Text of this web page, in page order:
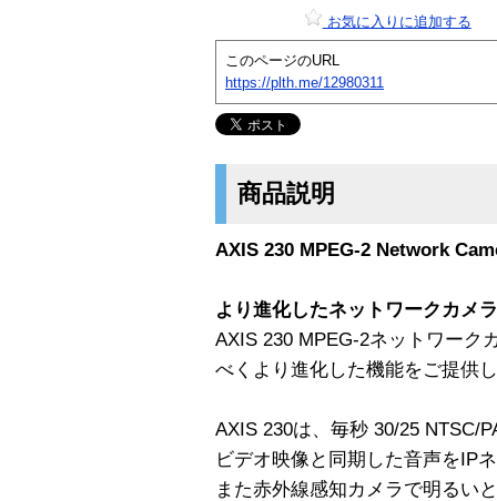
お気に入りに追加する
このページのURL
https://plth.me/12980311
商品説明
AXIS 230 MPEG-2 Network
より進化したネットワークカメラ
AXIS 230 MPEG-2ネットワーク
べくより進化した機能をご提供
AXIS 230は、毎秒 30/25 NTSC/
ビデオ映像と同期した音声をIP
また赤外線感知カメラで明るい